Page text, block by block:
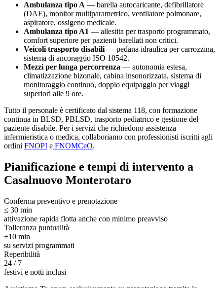
Ambulanza tipo A — barella autocaricante, defibrillatore
(DAE), monitor multiparametrico, ventilatore polmonare,
aspiratore, ossigeno medicale.
Ambulanza tipo A1 — allestita per trasporto programmato,
comfort superiore per pazienti barellati non critici.
Veicoli trasporto disabili — pedana idraulica per carrozzina,
sistema di ancoraggio ISO 10542.
Mezzi per lunga percorrenza — autonomia estesa,
climatizzazione bizonale, cabina insonorizzata, sistema di
monitoraggio continuo, doppio equipaggio per viaggi
superiori alle 9 ore.
Tutto il personale è certificato dal sistema 118, con formazione
continua in BLSD, PBLSD, trasporto pediatrico e gestione del
paziente disabile. Per i servizi che richiedono assistenza
infermieristica o medica, collaboriamo con professionisti iscritti agli
ordini FNOPI e FNOMCeO.
Pianificazione e tempi di intervento a
Casalnuovo Monterotaro
Conferma preventivo e prenotazione
≤ 30 min
attivazione rapida flotta anche con minimo preavviso
Tolleranza puntualità
±10 min
su servizi programmati
Reperibilità
24 / 7
festivi e notti inclusi